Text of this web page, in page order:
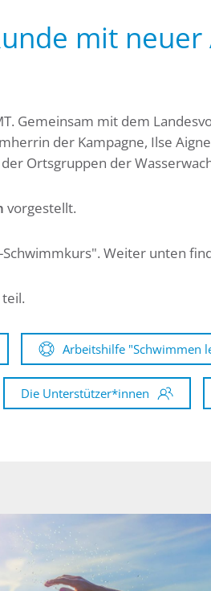
mit
Gemeinsam mit dem
der Kampagne, Ilse
Ortsgruppen der
vorgestellt.
Weiter unten
Arbeitshilfe "Schwimmen
Die Unterstützer*innen